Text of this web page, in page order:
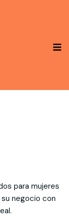
para mujeres
negocio con